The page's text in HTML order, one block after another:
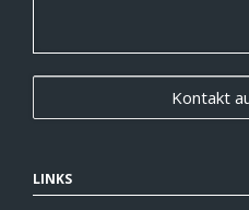
LINKS